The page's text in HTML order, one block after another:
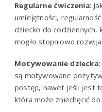
Regularne ćwiczenia:
umiejętności,
dziecko do codziennych,
mogło stopniowo
Motywowanie dziecka
są motywowane
postęp, nawet jeśli jest
która może zniechęcić